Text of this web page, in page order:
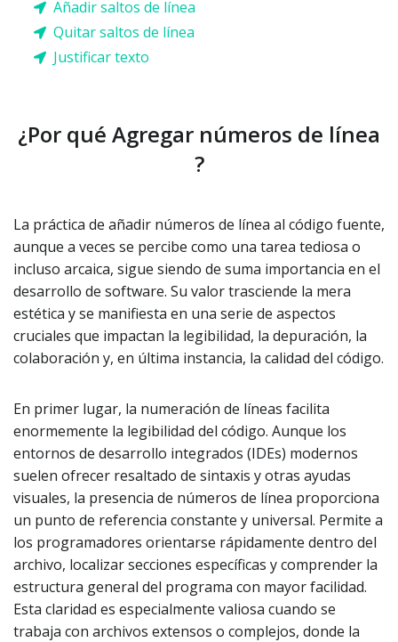
Añadir saltos de línea
Quitar saltos de línea
Justificar texto
¿Por qué Agregar números de línea
?
La práctica de añadir números de línea al código fuente,
aunque a veces se percibe como una tarea tediosa o
incluso arcaica, sigue siendo de suma importancia en el
desarrollo de software. Su valor trasciende la mera
estética y se manifiesta en una serie de aspectos
cruciales que impactan la legibilidad, la depuración, la
colaboración y, en última instancia, la calidad del código.
En primer lugar, la numeración de líneas facilita
enormemente la legibilidad del código. Aunque los
entornos de desarrollo integrados (IDEs) modernos
suelen ofrecer resaltado de sintaxis y otras ayudas
visuales, la presencia de números de línea proporciona
un punto de referencia constante y universal. Permite a
los programadores orientarse rápidamente dentro del
archivo, localizar secciones específicas y comprender la
estructura general del programa con mayor facilidad.
Esta claridad es especialmente valiosa cuando se
trabaja con archivos extensos o complejos, donde la